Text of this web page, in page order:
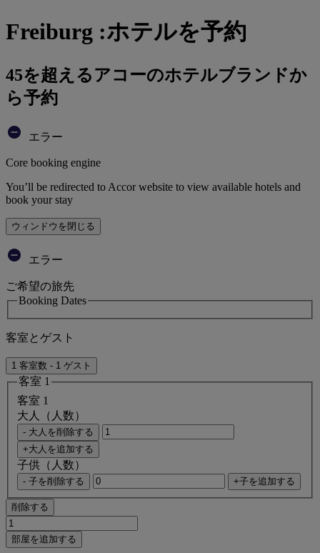
Freiburg :ホテルを予約
45を超えるアコーのホテルブランドか
ら予約
エラー
Core booking engine
You’ll be redirected to Accor website to view available hotels and
book your stay
ウィンドウを閉じる
エラー
ご希望の旅先
Booking Dates
客室とゲスト
1 客室数 - 1 ゲスト
客室 1
客室 1
大人（人数）
- 大人を削除する
+大人を追加する
子供（人数）
- 子を削除する +子を追加する
削除する
部屋を追加する